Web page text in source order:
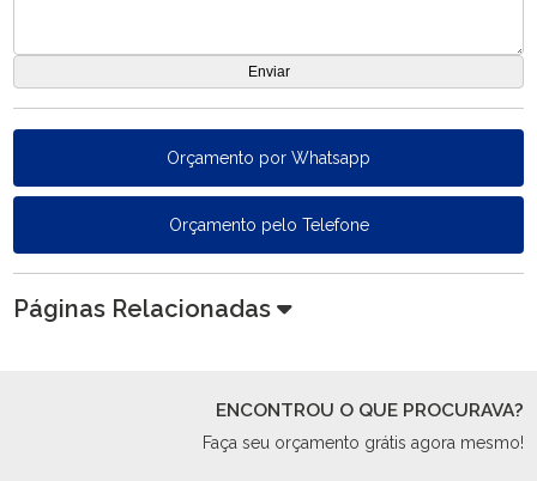
Orçamento por Whatsapp
Orçamento pelo Telefone
Páginas Relacionadas
ENCONTROU O QUE PROCURAVA?
Faça seu orçamento grátis agora mesmo!